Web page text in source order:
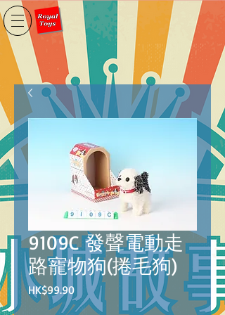
9109C 發聲電動走
路寵物狗(捲毛狗)
HK$99.90價
格